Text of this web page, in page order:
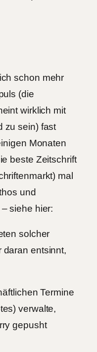
schon mehr
(die
wirklich mit
zu sein) fast
Monaten
beste Zeitschrift
mal
und
siehe hier:
solcher
daran entsinnt,
Termine
verwalte,
gepusht